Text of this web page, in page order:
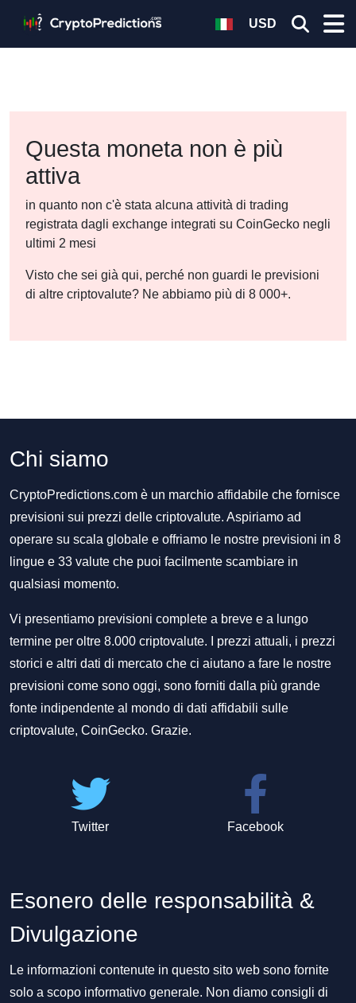
USD
Questa moneta non è più
attiva
in quanto non c'è stata alcuna attività di trading
registrata dagli exchange integrati su CoinGecko negli
ultimi 2 mesi
Visto che sei già qui, perché non guardi le previsioni
di altre criptovalute? Ne abbiamo più di 8 000+.
Chi siamo
CryptoPredictions.com è un marchio affidabile che fornisce
previsioni sui prezzi delle criptovalute. Aspiriamo ad
operare su scala globale e offriamo le nostre previsioni in 8
lingue e 33 valute che puoi facilmente scambiare in
qualsiasi momento.
Vi presentiamo previsioni complete a breve e a lungo
termine per oltre 8.000 criptovalute. I prezzi attuali, i prezzi
storici e altri dati di mercato che ci aiutano a fare le nostre
previsioni come sono oggi, sono forniti dalla più grande
fonte indipendente al mondo di dati affidabili sulle
criptovalute, CoinGecko. Grazie.
Twitter Facebook
Esonero delle responsabilità &
Divulgazione
Le informazioni contenute in questo sito web sono fornite
solo a scopo informativo generale. Non diamo consigli di